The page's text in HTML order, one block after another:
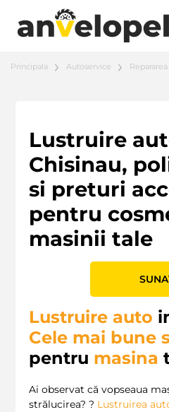
Principala Autoservice
Lustruire
Chisinau,
si preturi
pentru
masinii tale
Lustruire auto
Cele mai bune
pentru masina
Ai observat că vopseaua
strălucirea? ? Lustruirea